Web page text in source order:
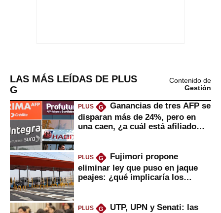
LAS MÁS LEÍDAS DE PLUS
G
Contenido de
Gestión
PLUS G
Ganancias de tres AFP se
disparan más de 24%, pero en
una caen, ¿a cuál está afiliado
PLUS G
Fujimori propone
eliminar ley que puso en jaque
peajes: ¿qué implicaría los
PLUS G
UTP, UPN y Senati: las